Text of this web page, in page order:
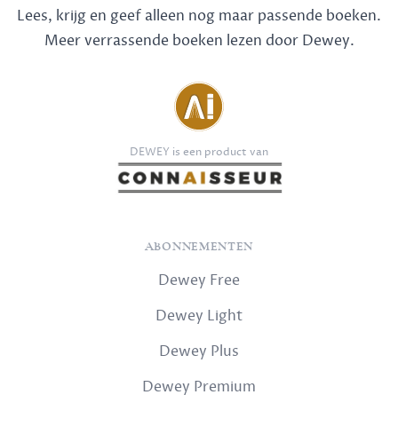
Lees, krijg en geef alleen nog maar passende boeken.
Meer verrassende boeken lezen door Dewey.
DEWEY is een product van
ABONNEMENTEN
Dewey Free
Dewey Light
Dewey Plus
Dewey Premium